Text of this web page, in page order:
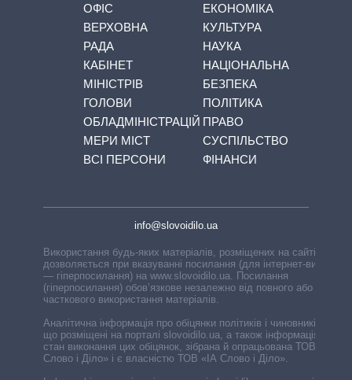
ОФІС
ВЕРХОВНА
РАДА
КАБІНЕТ
МІНІСТРІВ
ГОЛОВИ
ОБЛАДМІНІСТРАЦІЙ
МЕРИ МІСТ
ВСІ ПЕРСОНИ
ЕКОНОМІКА
КУЛЬТУРА
НАУКА
НАЦІОНАЛЬНА
БЕЗПЕКА
ПОЛІТИКА
ПРАВО
СУСПІЛЬСТВО
ФІНАНСИ
info@slovoidilo.ua
Використання будь-яких матеріалів, розміщених на сайті,
дозволяється при вказуванні посилання (для інтернет-видань
— гіперпосилання) на www.slovoidilo.ua. Посилання
(гіперпосилання) обов’язкове незалежно від повного або
часткового використання матеріалів.
Аналітична інформація про обіцянки політиків і чиновників,
що розміщені на порталі slovoidilo.ua, а також інформація про
стан виконання цих обіцянок, зібрана й опрацьована ТОВ «ІА
Слово і Діло» і є власністю ТОВ «ІА Слово і Діло».